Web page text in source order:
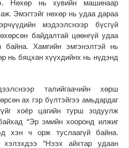
Нөхөр нь хувийн машинаар
Эмэгтэйг нөхөр нь удаа дараа
мэдээлснээр бүсгүй
байдалтай цөөнгүй удаа
байна. Хамгийн эмгэнэлтэй нь
нь бяцхан хүүхдийнх нь нүдэнд
талийгаачийн хөрш
ах гэр бүлтэйгээ амьдардаг
хоёр цагийн турш зодуулж
“Эр эмийн хооронд илжиг
хэн ч орж туслаагүй байна.
“Нээх айхтар удаан